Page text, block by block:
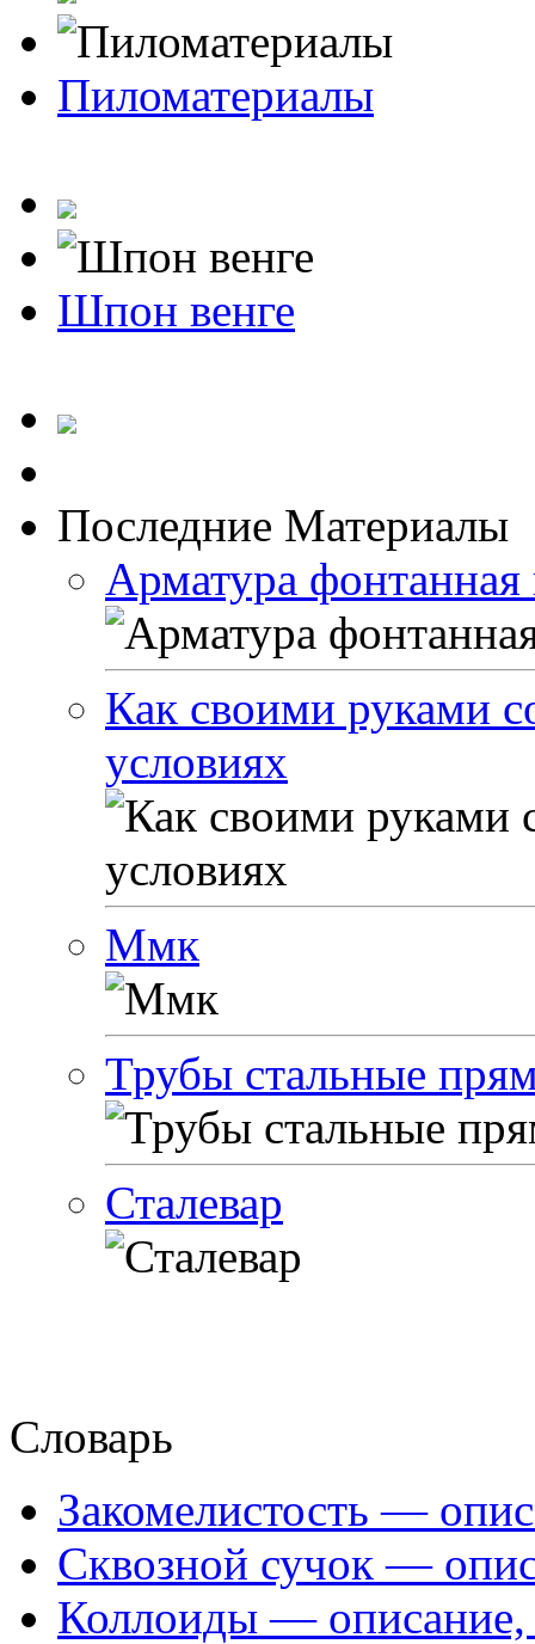
Пиломатериалы
Шпон венге
Последние Материалы
Арматура фонтанная
Как своими руками
условиях
Ммк
Трубы стальные
Сталевар
Словарь
Закомелистость —
Сквозной сучок —
Коллоиды — описание,